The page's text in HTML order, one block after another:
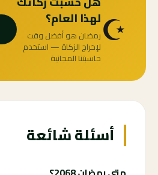
☪️لهذا العام؟
رمضان هو أفضل وقت
لإخراج الزكاة — استخدم
حاسبتنا المجانية
أسئلة شائعة